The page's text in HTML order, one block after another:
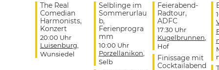
The Real
Comedian
Harmonists,
Konzert
20:00 Uhr
Luisenburg
Wunsiedel
Selblinge im
Sommerurlau
b,
Ferienprogra
mm
10:00 Uhr
Porzellanikon
Selb
Feierabend-
Radtour,
ADFC
17:30 Uhr
Kugelbrunnen
Hof
Finissage mit
Cocktailabend